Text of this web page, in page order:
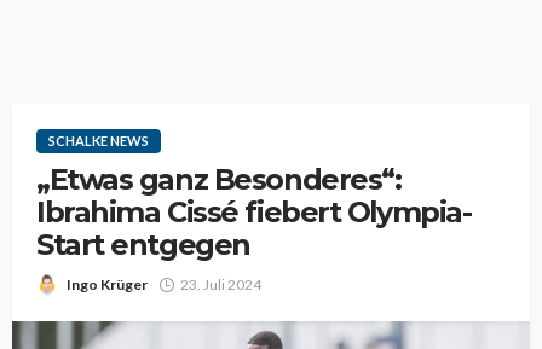
SCHALKE NEWS
„Etwas ganz Besonderes“:
Ibrahima Cissé fiebert Olympia-
Start entgegen
Ingo Krüger 23. Juli 2024